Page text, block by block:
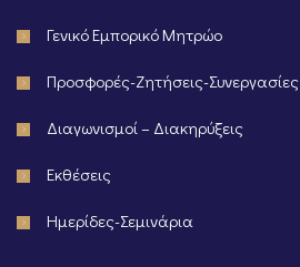
Γενικό Εμπορικό Μητρώο
Προσφορές-Ζητήσεις-Συνεργασίες
Διαγωνισμοί – Διακηρύξεις
Εκθέσεις
Ημερίδες-Σεμινάρια